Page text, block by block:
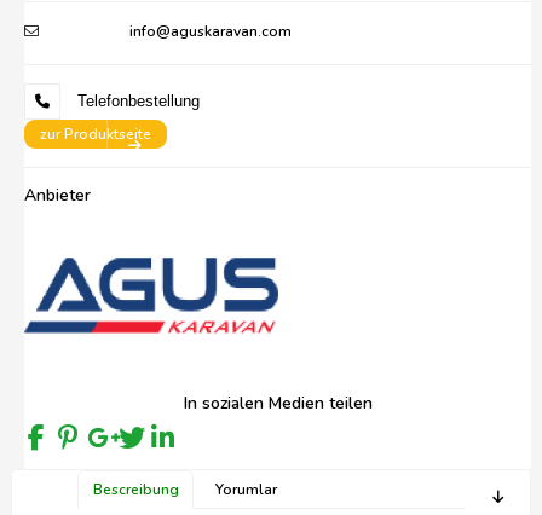
info@aguskaravan.com
Telefonbestellung
zur Produktseite
Anbieter
In sozialen Medien teilen
Bescreibung Yorumlar